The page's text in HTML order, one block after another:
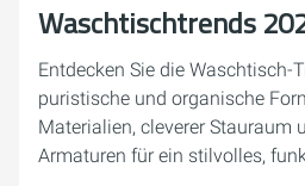
Waschtischtrends
Entdecken Sie die Waschtisch-
puristische und organische
Materialien, cleverer Stauraum
Armaturen für ein stilvolles,